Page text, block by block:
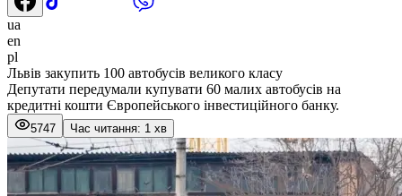
ua
en
pl
Львів закупить 100 автобусів великого класу
Депутати передумали купувати 60 малих автобусів на
кредитні кошти Європейського інвестиційного банку.
5747 Час читання: 1 хв